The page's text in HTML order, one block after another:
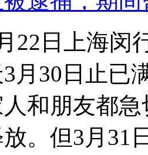
22日上海
月30日止已
和朋友都
。但3月31